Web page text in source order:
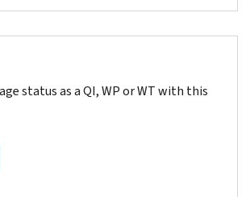
status as a QI, WP or WT with this